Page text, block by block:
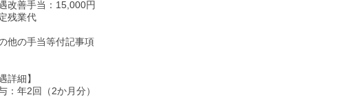
改善手当：15,000円
残業代
他の手当等付記事項
詳細】
：年2回（2か月分）